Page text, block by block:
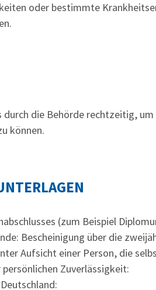
oder bestimmte
durch die Behörde rechtzeitig,
können.
(zum Beispiel
Bescheinigung über die
Aufsicht einer Person, die
Zuverlässigkeit: